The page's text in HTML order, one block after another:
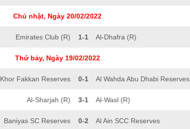
Chủ nhật, Ngày 20/02/2022
Emirates Club (R) 1-1 Al-Dhafra (R)
Thứ bảy, Ngày 19/02/2022
Khor Fakkan Reserves 0-1 Al Wahda Abu Dhabi Reserves
Al-Sharjah (R) 3-1 Al-Wasl (R)
Baniyas SC Reserves 0-2 Al Ain SCC Reserves